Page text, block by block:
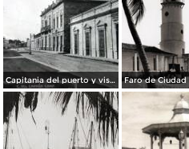
Capitania del puerto y vista al palacio.